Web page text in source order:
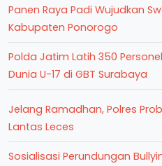
Panen Raya Padi Wujudkan
Kabupaten Ponorogo
Polda Jatim Latih 350
Dunia U-17 di GBT Surabaya
Jelang Ramadhan, Polres
Lantas Leces
Sosialisasi Perundungan